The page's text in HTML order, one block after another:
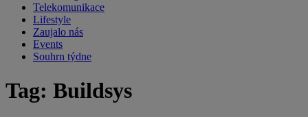
Telekomunikace
Lifestyle
Zaujalo nás
Events
Souhrn týdne
Tag: Buildsys